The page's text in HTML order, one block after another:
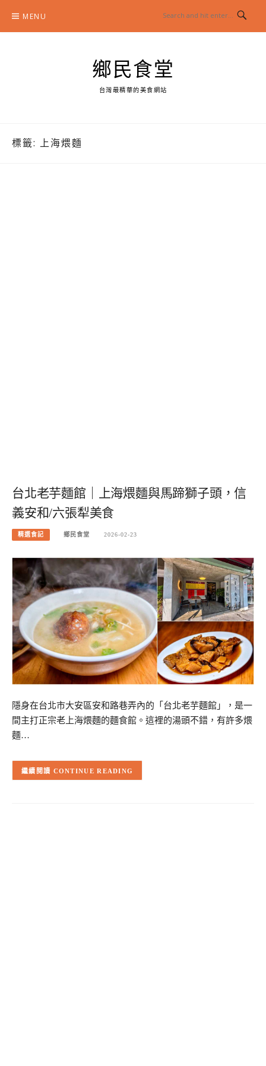
content
MENU
鄉民食堂
台灣最精華的美食網站
標籤: 上海煨麵
台北老芋麵館｜上海煨麵與馬蹄獅子頭，信
義安和/六張犁美食
精選食記 鄉民食堂 2026-02-23
隱身在台北市大安區安和路巷弄內的「台北老芋麵館」，是一
間主打正宗老上海煨麵的麵食館。這裡的湯頭不錯，有許多煨
麵…
CONTINUE READING